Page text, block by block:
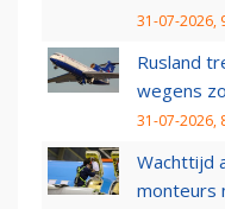
31-07-2026,
Rusland
wegens
31-07-2026,
Wachttijd
monteurs